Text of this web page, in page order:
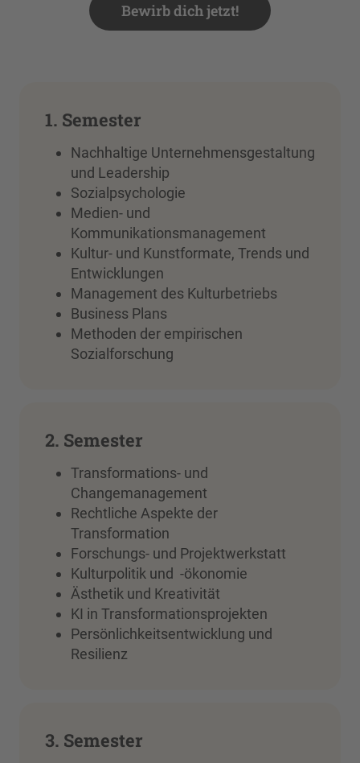
Bewirb dich jetzt!
1. Semester
Nachhaltige Unternehmensgestaltung
und Leadership
Sozialpsychologie
Medien- und
Kommunikationsmanagement
Kultur- und Kunstformate, Trends und
Entwicklungen
Management des Kulturbetriebs
Business Plans
Methoden der empirischen
Sozialforschung
2. Semester
Transformations- und
Changemanagement
Rechtliche Aspekte der
Transformation
Forschungs- und Projektwerkstatt
Kulturpolitik und -ökonomie
Ästhetik und Kreativität
KI in Transformationsprojekten
Persönlichkeitsentwicklung und
Resilienz
3. Semester